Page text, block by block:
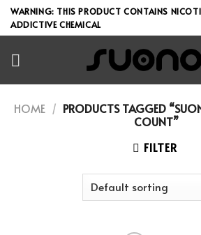
Skip
to
WARNING: THIS PRODUCT CONTAINS
ADDICTIVE CHEMICAL
HOME / PRODUCTS TAGGED
COUNT”
FILTER